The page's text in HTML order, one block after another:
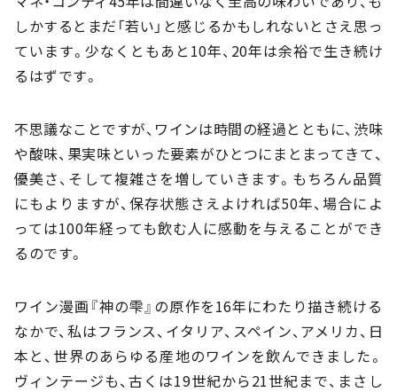
しかするとまだ「若い」と感じるかもしれないとさえ思っ
ています。少なくともあと10年、20年は余裕で生き続け
るはずです。
不思議なことですが、ワインは時間の経過とともに、渋味
や酸味、果実味といった要素がひとつにまとまってきて、
優美さ、そして複雑さを増していきます。もちろん品質
にもよりますが、保存状態さえよければ50年、場合によ
っては100年経っても飲む人に感動を与えることができ
るのです。
ワイン漫画『神の雫』の原作を16年にわたり描き続ける
なかで、私はフランス、イタリア、スペイン、アメリカ、日
本と、世界のあらゆる産地のワインを飲んできました。
ヴィンテージも、古くは19世紀から21世紀まで、まさし